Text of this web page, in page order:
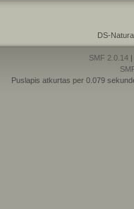
DS-
SMF 2.0.14|
Puslapis atkurtas per 0.079